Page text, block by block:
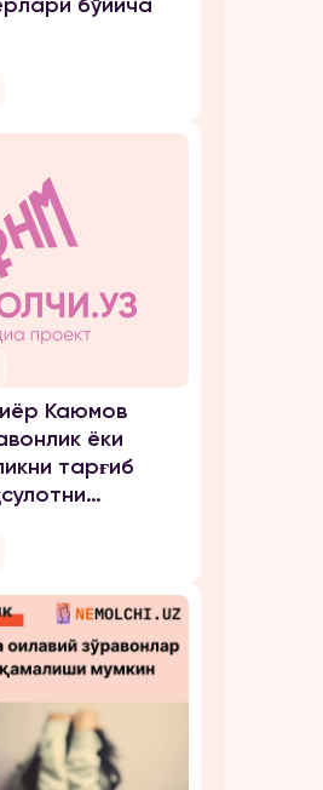
Каюмов
ёки
тарғиб
тортилди